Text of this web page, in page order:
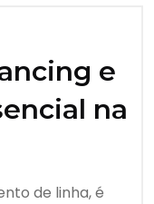
e
na
de linha, é